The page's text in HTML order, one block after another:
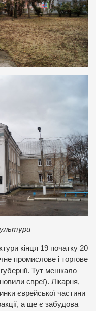
кінця 19 початку 20
промислове і торгове
Тут мешкало
євреї). Лікарня,
єврейської частини
а ще є забудова